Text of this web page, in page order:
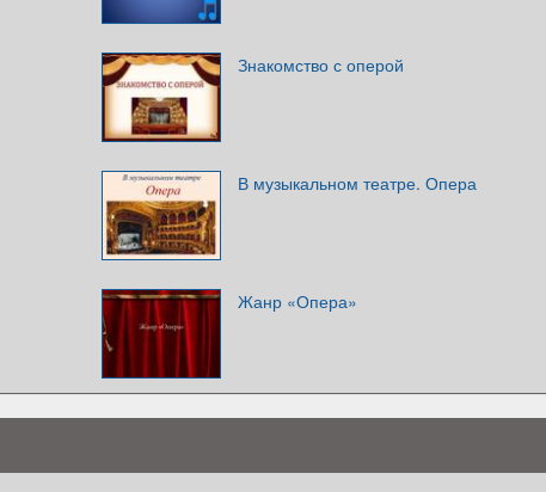
Знакомство с оперой
В музыкальном театре. Опера
Жанр «Опера»